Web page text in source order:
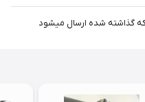
گذاشته شده ارسال میشود